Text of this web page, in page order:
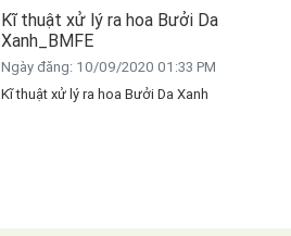
Kĩ thuật xử lý ra hoa Bưởi Da
Xanh_BMFE
Ngày đăng: 10/09/2020 01:33 PM
Kĩ thuật xử lý ra hoa Bưởi Da Xanh